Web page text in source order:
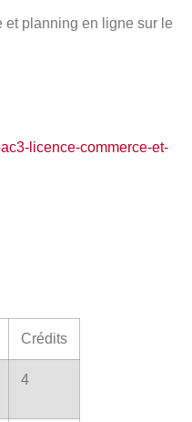
et planning en ligne sur le
licence-commerce-et-
Crédits
4